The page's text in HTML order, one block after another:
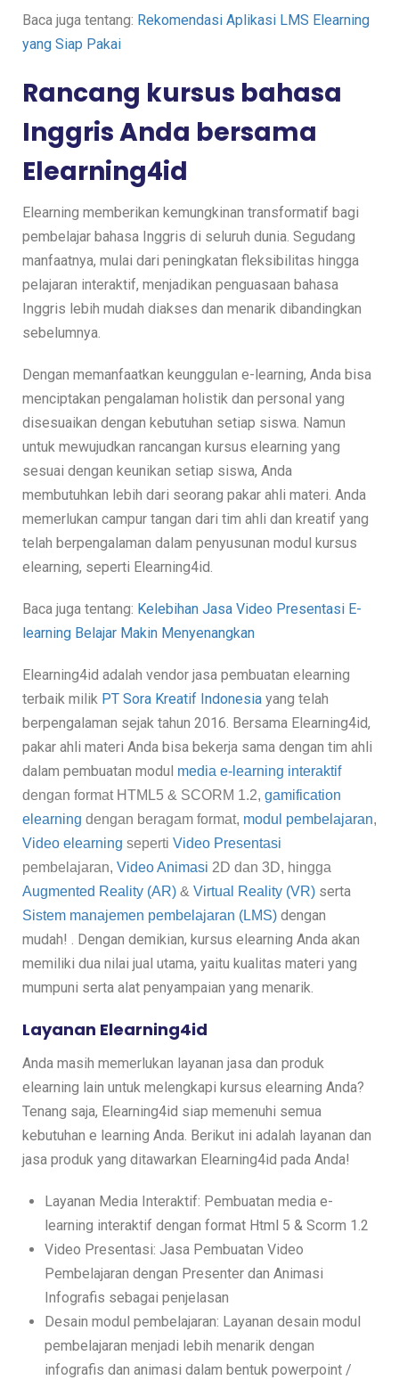
Baca juga tentang: Rekomendasi Aplikasi LMS Elearning
yang Siap Pakai
Rancang kursus bahasa
Inggris Anda bersama
Elearning4id
Elearning memberikan kemungkinan transformatif bagi
pembelajar bahasa Inggris di seluruh dunia. Segudang
manfaatnya, mulai dari peningkatan fleksibilitas hingga
pelajaran interaktif, menjadikan penguasaan bahasa
Inggris lebih mudah diakses dan menarik dibandingkan
sebelumnya.
Dengan memanfaatkan keunggulan e-learning, Anda bisa
menciptakan pengalaman holistik dan personal yang
disesuaikan dengan kebutuhan setiap siswa. Namun
untuk mewujudkan rancangan kursus elearning yang
sesuai dengan keunikan setiap siswa, Anda
membutuhkan lebih dari seorang pakar ahli materi. Anda
memerlukan campur tangan dari tim ahli dan kreatif yang
telah berpengalaman dalam penyusunan modul kursus
elearning, seperti Elearning4id.
Baca juga tentang: Kelebihan Jasa Video Presentasi E-
learning Belajar Makin Menyenangkan
Elearning4id adalah vendor jasa pembuatan elearning
terbaik milik PT Sora Kreatif Indonesia yang telah
berpengalaman sejak tahun 2016. Bersama Elearning4id,
pakar ahli materi Anda bisa bekerja sama dengan tim ahli
dalam pembuatan modul media e-learning interaktif
dengan format HTML5 & SCORM 1.2, gamification
elearning dengan beragam format, modul pembelajaran,
Video elearning seperti Video Presentasi
pembelajaran, Video Animasi 2D dan 3D, hingga
Augmented Reality (AR) & Virtual Reality (VR) serta
Sistem manajemen pembelajaran (LMS) dengan
mudah! . Dengan demikian, kursus elearning Anda akan
memiliki dua nilai jual utama, yaitu kualitas materi yang
mumpuni serta alat penyampaian yang menarik.
Layanan Elearning4id
Anda masih memerlukan layanan jasa dan produk
elearning lain untuk melengkapi kursus elearning Anda?
Tenang saja, Elearning4id siap memenuhi semua
kebutuhan e learning Anda. Berikut ini adalah layanan dan
jasa produk yang ditawarkan Elearning4id pada Anda!
Layanan Media Interaktif: Pembuatan media e-
learning interaktif dengan format Html 5 & Scorm 1.2
Video Presentasi: Jasa Pembuatan Video
Pembelajaran dengan Presenter dan Animasi
Infografis sebagai penjelasan
Desain modul pembelajaran: Layanan desain modul
pembelajaran menjadi lebih menarik dengan
infografis dan animasi dalam bentuk powerpoint /